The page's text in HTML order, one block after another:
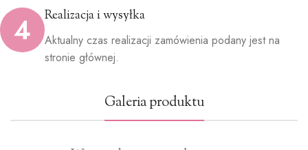
4 Realizacja i wysyłka
Aktualny czas realizacji zamówienia podany jest na
stronie głównej.
Galeria produktu